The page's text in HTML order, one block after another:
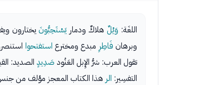
اللغَة: وَيْلٌهلاكٌ ودمار يَسْتَحِبُّونَيختارون
وبرهان فَاطِرِ مبدع ومخترع استفتحوا
تقول العرب: شرُّ الإِبل العَنُود صَدِيدٍ الصديد:
التفسِير: الر هذا الكتاب المعجز مؤلف من